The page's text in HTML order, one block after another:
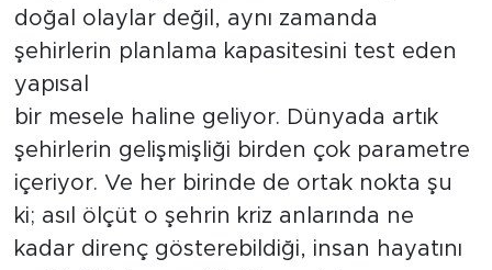
doğal olaylar değil, aynı zamanda
şehirlerin planlama kapasitesini test eden
yapısal
bir mesele haline geliyor. Dünyada artık
şehirlerin gelişmişliği birden çok parametre
içeriyor. Ve her birinde de ortak nokta şu
ki; asıl ölçüt o şehrin kriz anlarında ne
kadar direnç gösterebildiği, insan hayatını